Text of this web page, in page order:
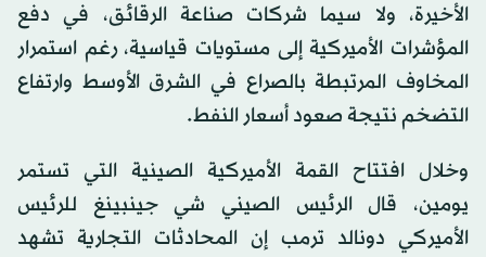
الأخيرة، ولا سيما شركات صناعة الرقائق، في دفع
المؤشرات الأميركية إلى مستويات قياسية، رغم استمرار
المخاوف المرتبطة بالصراع في الشرق الأوسط وارتفاع
التضخم نتيجة صعود أسعار النفط.
وخلال افتتاح القمة الأميركية الصينية التي تستمر
يومين، قال الرئيس الصيني شي جينبينغ للرئيس
الأميركي دونالد ترمب إن المحادثات التجارية تشهد